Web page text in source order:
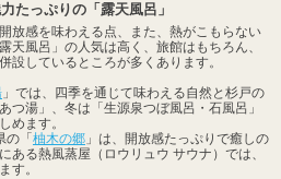
たっぷりの「露天風呂」
放感を味わえる点、また、熱がこもらない
天風呂」の人気は高く、旅館はもちろん、
設しているところが多くあります。
」では、四季を通じて味わえる自然と杉戸の
つ湯」、冬は「生源泉つぼ風呂・石風呂」
めます。
の「 柚木の郷 」は、開放感たっぷりで癒しの
ある熱風蒸屋（ロウリュウ サウナ）では、
す。